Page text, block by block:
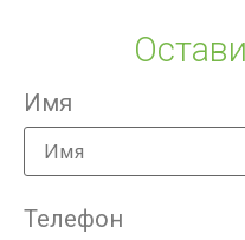
Имя
Телефон